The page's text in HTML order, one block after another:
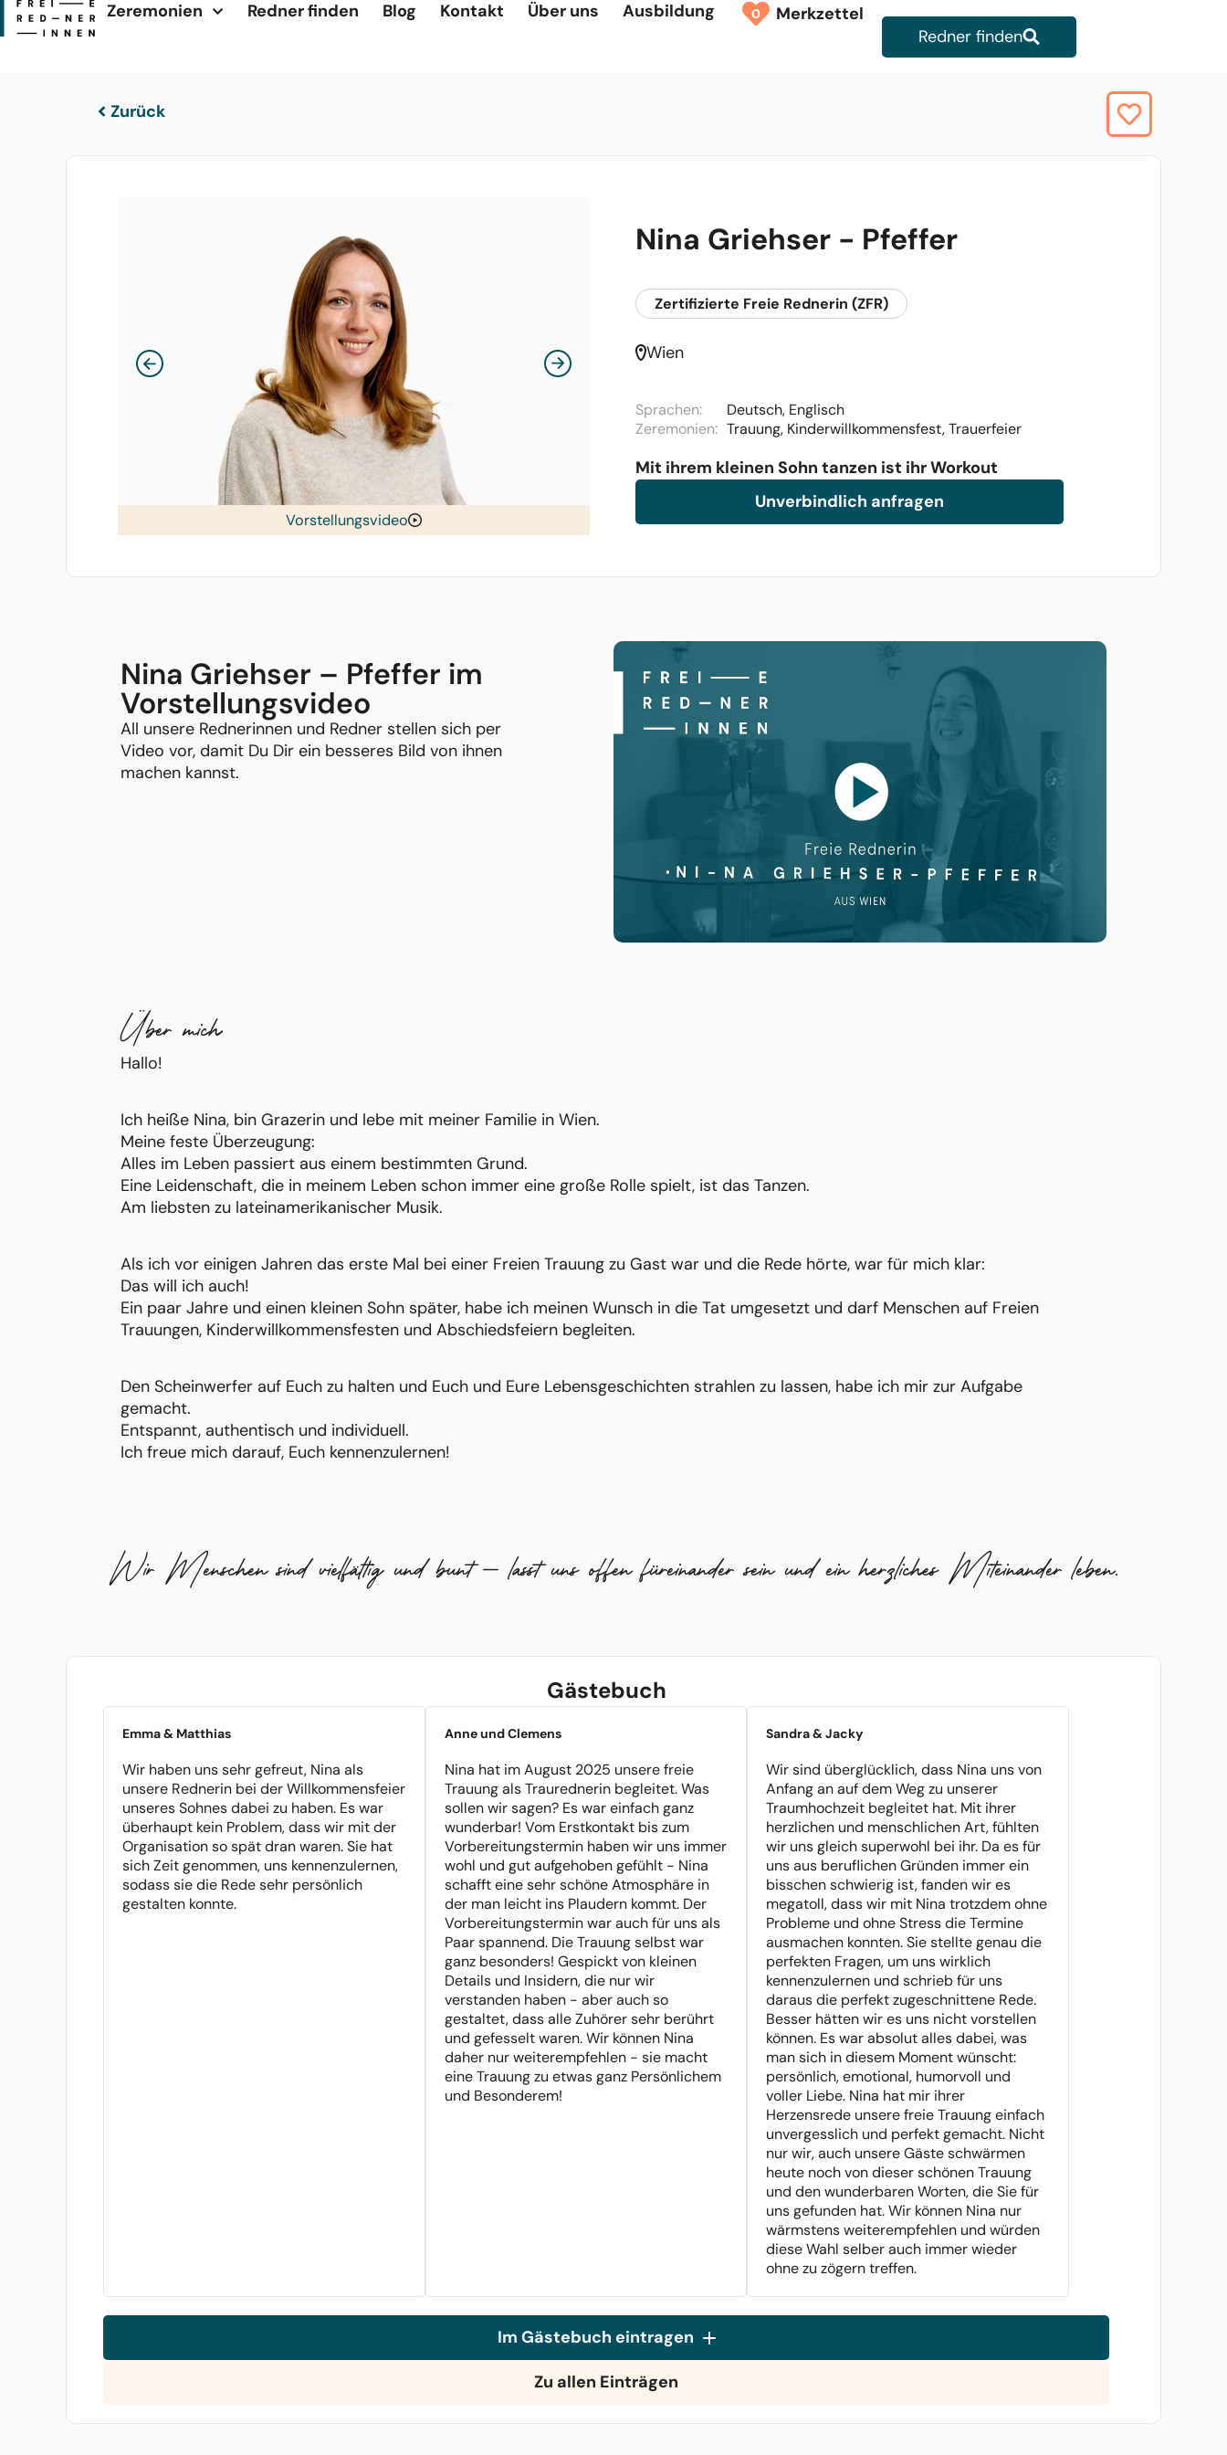
Zeremonien Redner finden Blog Kontakt Über uns Ausbildung 0
Merkzettel
Redner finden
Zurück
Vorstellungsvideo
Nina Griehser - Pfeffer
Zertifizierte Freie Rednerin (ZFR)
Wien
Sprachen:
Deutsch, Englisch
Zeremonien: Trauung, Kinderwillkommensfest, Trauerfeier
Mit ihrem kleinen Sohn tanzen ist ihr Workout
Unverbindlich anfragen
Nina Griehser – Pfeffer im
Vorstellungsvideo
All unsere Rednerinnen und Redner stellen sich per
Video vor, damit Du Dir ein besseres Bild von ihnen
machen kannst.
Über mich
Hallo!
Ich heiße Nina, bin Grazerin und lebe mit meiner Familie in Wien.
Meine feste Überzeugung:
Alles im Leben passiert aus einem bestimmten Grund.
Eine Leidenschaft, die in meinem Leben schon immer eine große Rolle spielt, ist das Tanzen.
Am liebsten zu lateinamerikanischer Musik.
Als ich vor einigen Jahren das erste Mal bei einer Freien Trauung zu Gast war und die Rede hörte, war für mich klar:
Das will ich auch!
Ein paar Jahre und einen kleinen Sohn später, habe ich meinen Wunsch in die Tat umgesetzt und darf Menschen auf Freien
Trauungen, Kinderwillkommensfesten und Abschiedsfeiern begleiten.
Den Scheinwerfer auf Euch zu halten und Euch und Eure Lebensgeschichten strahlen zu lassen, habe ich mir zur Aufgabe
gemacht.
Entspannt, authentisch und individuell.
Ich freue mich darauf, Euch kennenzulernen!
Wir Menschen sind vielfältig und bunt – lasst uns offen füreinander sein und ein herzliches Miteinander leben.
Gästebuch
Emma & Matthias
Wir haben uns sehr gefreut, Nina als
unsere Rednerin bei der Willkommensfeier
unseres Sohnes dabei zu haben. Es war
überhaupt kein Problem, dass wir mit der
Organisation so spät dran waren. Sie hat
sich Zeit genommen, uns kennenzulernen,
sodass sie die Rede sehr persönlich
gestalten konnte.
Anne und Clemens
Nina hat im August 2025 unsere freie
Trauung als Traurednerin begleitet. Was
sollen wir sagen? Es war einfach ganz
wunderbar! Vom Erstkontakt bis zum
Vorbereitungstermin haben wir uns immer
wohl und gut aufgehoben gefühlt - Nina
schafft eine sehr schöne Atmosphäre in
der man leicht ins Plaudern kommt. Der
Vorbereitungstermin war auch für uns als
Paar spannend. Die Trauung selbst war
ganz besonders! Gespickt von kleinen
Details und Insidern, die nur wir
verstanden haben - aber auch so
gestaltet, dass alle Zuhörer sehr berührt
und gefesselt waren. Wir können Nina
daher nur weiterempfehlen - sie macht
eine Trauung zu etwas ganz Persönlichem
und Besonderem!
Sandra & Jacky
Wir sind überglücklich, dass Nina uns von
Anfang an auf dem Weg zu unserer
Traumhochzeit begleitet hat. Mit ihrer
herzlichen und menschlichen Art, fühlten
wir uns gleich superwohl bei ihr. Da es für
uns aus beruflichen Gründen immer ein
bisschen schwierig ist, fanden wir es
megatoll, dass wir mit Nina trotzdem ohne
Probleme und ohne Stress die Termine
ausmachen konnten. Sie stellte genau die
perfekten Fragen, um uns wirklich
kennenzulernen und schrieb für uns
daraus die perfekt zugeschnittene Rede.
Besser hätten wir es uns nicht vorstellen
können. Es war absolut alles dabei, was
man sich in diesem Moment wünscht:
persönlich, emotional, humorvoll und
voller Liebe. Nina hat mir ihrer
Herzensrede unsere freie Trauung einfach
unvergesslich und perfekt gemacht. Nicht
nur wir, auch unsere Gäste schwärmen
heute noch von dieser schönen Trauung
und den wunderbaren Worten, die Sie für
uns gefunden hat. Wir können Nina nur
wärmstens weiterempfehlen und würden
diese Wahl selber auch immer wieder
ohne zu zögern treffen.
Im Gästebuch eintragen
Zu allen Einträgen